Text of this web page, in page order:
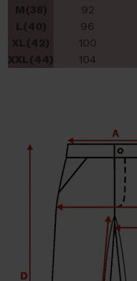
M(38)
92
L(40)
96
XL(42)
100
XXL(44)
104